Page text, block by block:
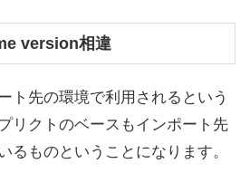
version相違
ト先の環境で利用されるという
リクトのベースもインポート先
るものということになります。